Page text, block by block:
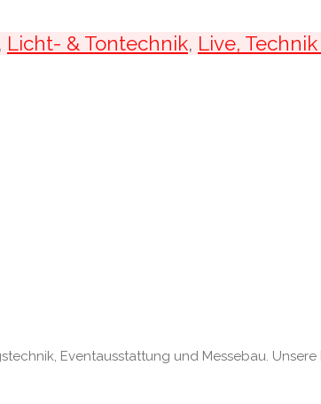
, Licht- & Tontechnik, Live,
Event­aus­stattung und Messe­bau.